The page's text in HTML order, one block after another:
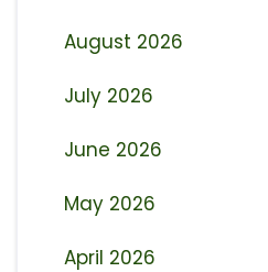
August 2026
July 2026
June 2026
May 2026
April 2026